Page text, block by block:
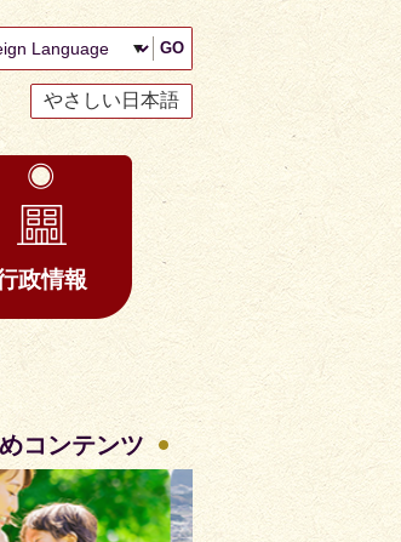
GO
やさしい日本語
政情報
コンテンツ
枚